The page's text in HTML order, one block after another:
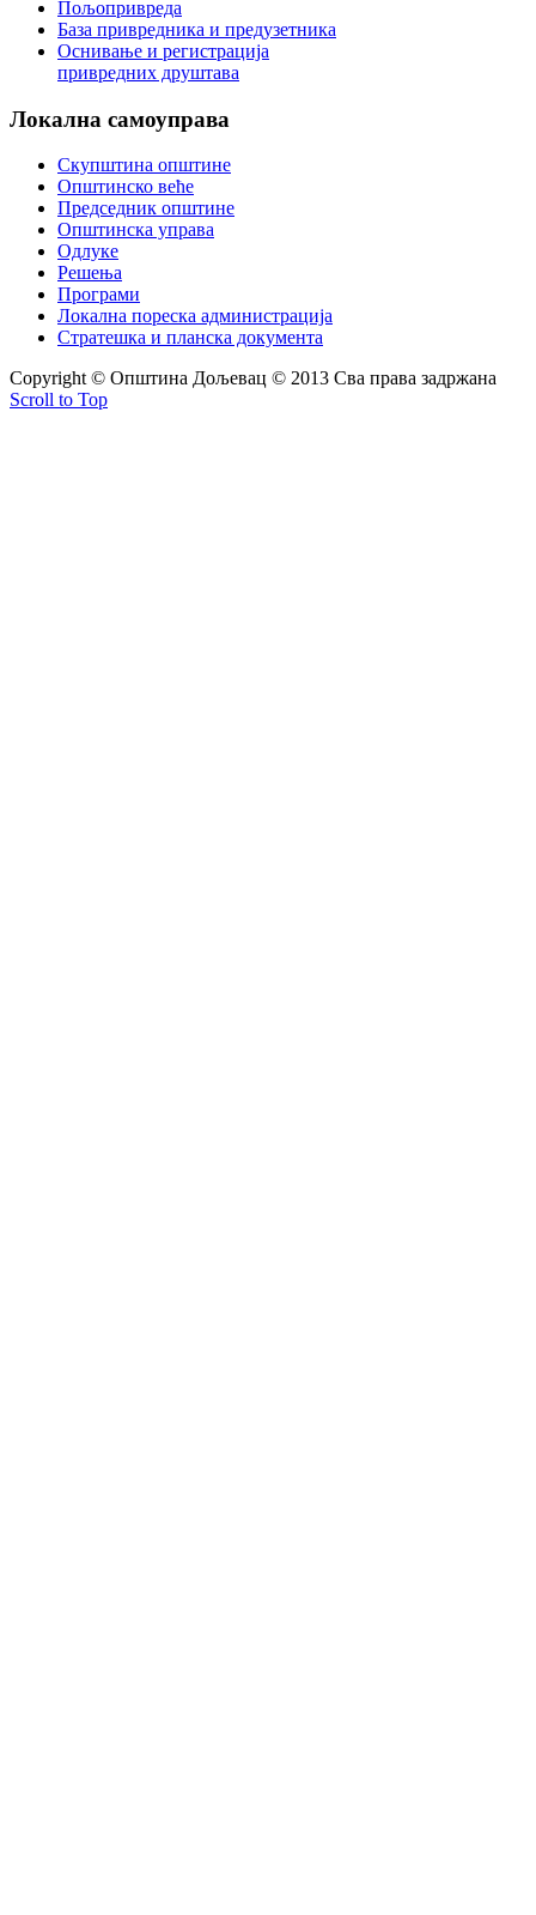
Пољопривреда
База привредника и предузетника
Оснивање и регистрација
привредних друштава
Локална самоуправа
Скупштина општине
Општинско веће
Председник општине
Општинска управа
Одлуке
Решења
Програми
Локална пореска администрација
Стратешка и планска документа
Copyright © Oпштина Дољевац © 2013 Сва права задржана
Scroll to Top